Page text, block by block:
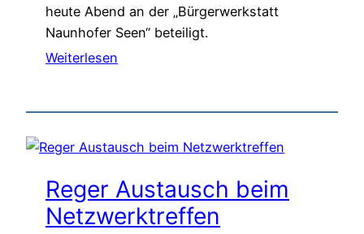
heute Abend an der „Bürgerwerkstatt
Naunhofer Seen“ beteiligt.
Weiterlesen
Reger Austausch beim
Netzwerktreffen